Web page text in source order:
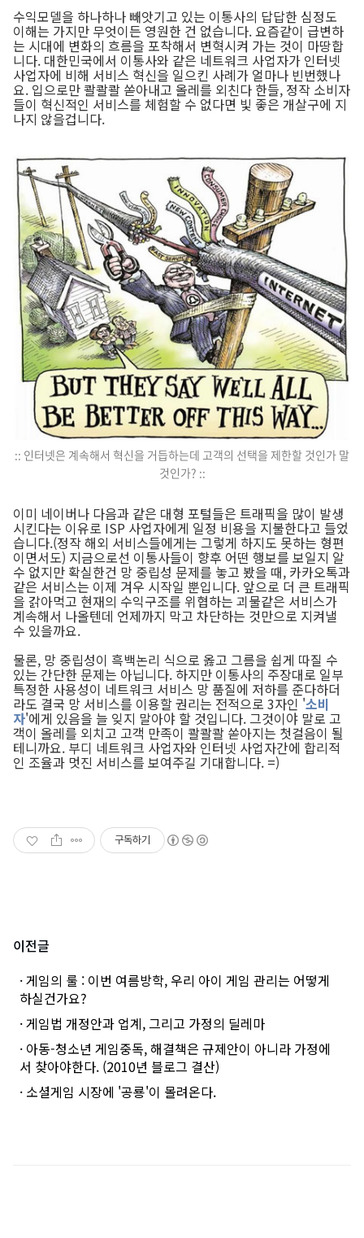
수익모델을 하나하나 빼앗기고 있는 이통사의 답답한 심정도
이해는 가지만 무엇이든 영원한 건 없습니다. 요즘같이 급변하
는 시대에 변화의 흐름을 포착해서 변혁시켜 가는 것이 마땅합
니다. 대한민국에서 이통사와 같은 네트워크 사업자가 인터넷
사업자에 비해 서비스 혁신을 일으킨 사례가 얼마나 빈번했나
요. 입으로만 콸콸콸 쏟아내고 올레를 외친다 한들, 정작 소비자
들이 혁신적인 서비스를 체험할 수 없다면 빛 좋은 개살구에 지
나지 않을겁니다.
:: 인터넷은 계속해서 혁신을 거듭하는데 고객의 선택을 제한할 것인가 말
것인가? ::
이미 네이버나 다음과 같은 대형 포털들은 트래픽을 많이 발생
시킨다는 이유로 ISP 사업자에게 일정 비용을 지불한다고 들었
습니다.(정작 해외 서비스들에게는 그렇게 하지도 못하는 형편
이면서도) 지금으로선 이통사들이 향후 어떤 행보를 보일지 알
수 없지만 확실한건 망 중립성 문제를 놓고 봤을 때, 카카오톡과
같은 서비스는 이제 겨우 시작일 뿐입니다. 앞으로 더 큰 트래픽
을 갉아먹고 현재의 수익구조를 위협하는 괴물같은 서비스가
계속해서 나올텐데 언제까지 막고 차단하는 것만으로 지켜낼
수 있을까요.
물론, 망 중립성이 흑백논리 식으로 옳고 그름을 쉽게 따질 수
있는 간단한 문제는 아닙니다. 하지만 이통사의 주장대로 일부
특정한 사용성이 네트워크 서비스 망 품질에 저하를 준다하더
라도 결국 망 서비스를 이용할 권리는 전적으로 3자인 '소비
자'에게 있음을 늘 잊지 말아야 할 것입니다. 그것이야 말로 고
객이 올레를 외치고 고객 만족이 콸콸콸 쏟아지는 첫걸음이 될
테니까요. 부디 네트워크 사업자와 인터넷 사업자간에 합리적
인 조율과 멋진 서비스를 보여주길 기대합니다. =)
구독하기
이전글
· 게임의 룰 : 이번 여름방학, 우리 아이 게임 관리는 어떻게
하실건가요?
· 게임법 개정안과 업계, 그리고 가정의 딜레마
· 아동-청소년 게임중독, 해결책은 규제안이 아니라 가정에
서 찾아야한다. (2010년 블로그 결산)
· 소셜게임 시장에 '공룡'이 몰려온다.